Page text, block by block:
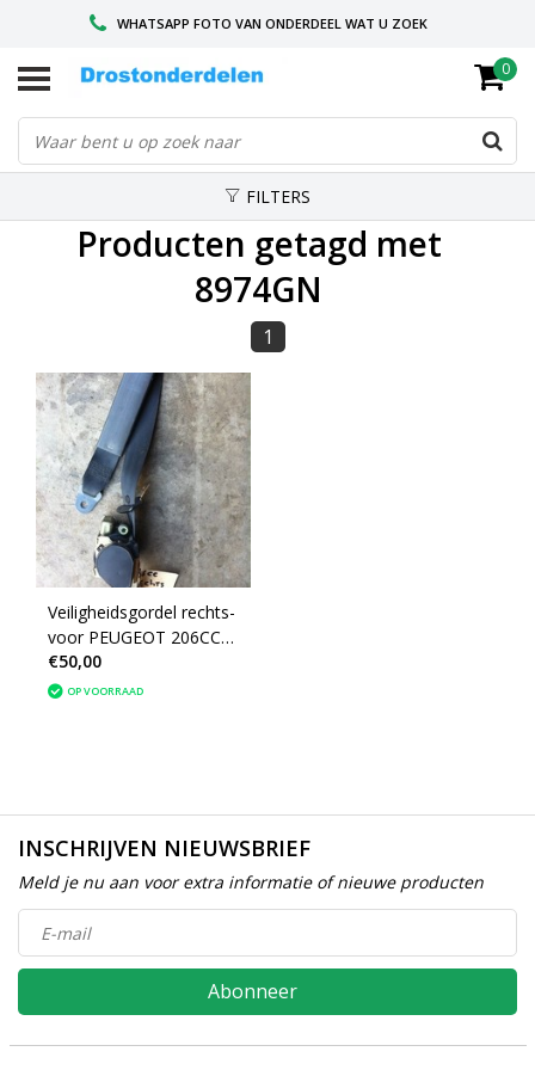
WHATSAPP FOTO VAN ONDERDEEL WAT U ZOEK
VOOR 16.00 BESTELD, VANDAAG VERZONDEN
GESPECIALISEERD PEUGEOT
0
FILTERS
Producten getagd met
8974GN
1
Veiligheidsgordel rechts-
voor PEUGEOT 206CC
€50,00
OP VOORRAAD
INSCHRIJVEN NIEUWSBRIEF
Meld je nu aan voor extra informatie of nieuwe producten
Abonneer